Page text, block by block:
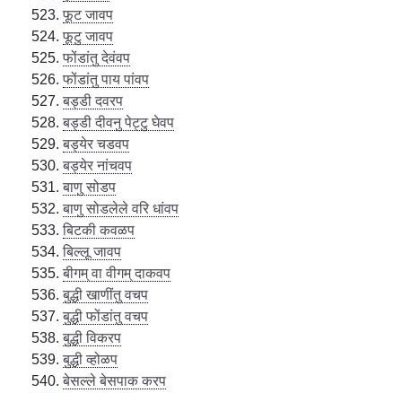
फूट जावप
फूटु जावप
फोंडांतु देवंवप
फोंडांतु पाय पांवप
बड्डी दवरप
बड्डी दीवनु पेट्टु घेवप
बड्येर चडवप
बड्येर नांचवप
बाणु सोडप
बाणु सोडलेले वरि धांवप
बिटकी कवळप
बिल्लू जावप
बीगम् वा वीगम् दाकवप
बुद्धी खाणींतु वचप
बुद्धी फोंडांतु वचप
बुद्धी विकरप
बुद्धी व्होळप
बेसल्ले बेसपाक करप